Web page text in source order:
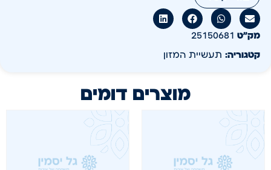
מק״ט 25150681
קטגוריה: תעשיית המזון
מוצרים דומים